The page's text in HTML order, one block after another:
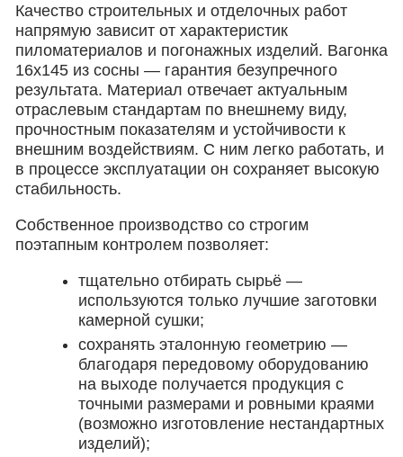
Качество строительных и отделочных работ
напрямую зависит от характеристик
пиломатериалов и погонажных изделий. Вагонка
16х145 из сосны — гарантия безупречного
результата. Материал отвечает актуальным
отраслевым стандартам по внешнему виду,
прочностным показателям и устойчивости к
внешним воздействиям. С ним легко работать, и
в процессе эксплуатации он сохраняет высокую
стабильность.
Собственное производство со строгим
поэтапным контролем позволяет:
тщательно отбирать сырьё —
используются только лучшие заготовки
камерной сушки;
сохранять эталонную геометрию —
благодаря передовому оборудованию
на выходе получается продукция с
точными размерами и ровными краями
(возможно изготовление нестандартных
изделий);